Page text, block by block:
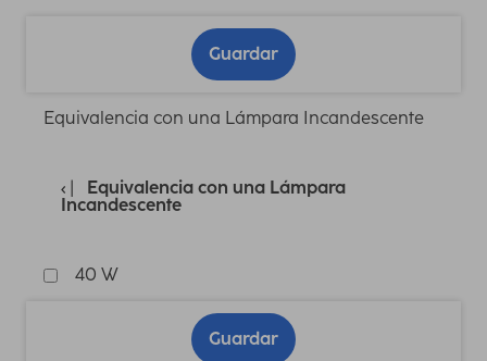
Guardar
Equivalencia con una Lámpara Incandescente
Equivalencia con una Lámpara
Incandescente
40 W
Guardar